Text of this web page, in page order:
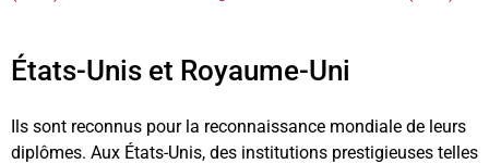
États-Unis et Royaume-Uni
Ils sont reconnus pour la reconnaissance mondiale de leurs
diplômes. Aux États-Unis, des institutions prestigieuses telles